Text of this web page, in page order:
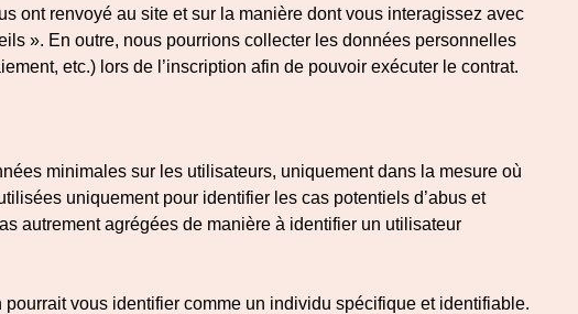
ont renvoyé au site et sur la manière dont vous interagissez avec
». En outre, nous pourrions collecter les données personnelles
etc.) lors de l’inscription afin de pouvoir exécuter le contrat.
minimales sur les utilisateurs, uniquement dans la mesure où
uniquement pour identifier les cas potentiels d’abus et
autrement agrégées de manière à identifier un utilisateur
vous identifier comme un individu spécifique et identifiable.